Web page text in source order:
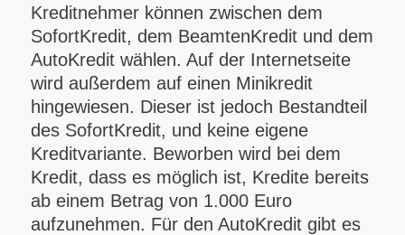
Kreditnehmer können zwischen dem
SofortKredit, dem BeamtenKredit und dem
AutoKredit wählen. Auf der Internetseite
wird außerdem auf einen Minikredit
hingewiesen. Dieser ist jedoch Bestandteil
des SofortKredit, und keine eigene
Kreditvariante. Beworben wird bei dem
Kredit, dass es möglich ist, Kredite bereits
ab einem Betrag von 1.000 Euro
aufzunehmen. Für den AutoKredit gibt es